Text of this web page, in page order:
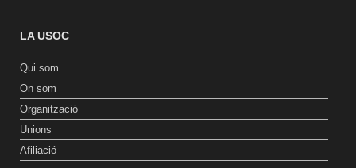
LA USOC
Qui som
On som
Organització
Unions
Afiliació